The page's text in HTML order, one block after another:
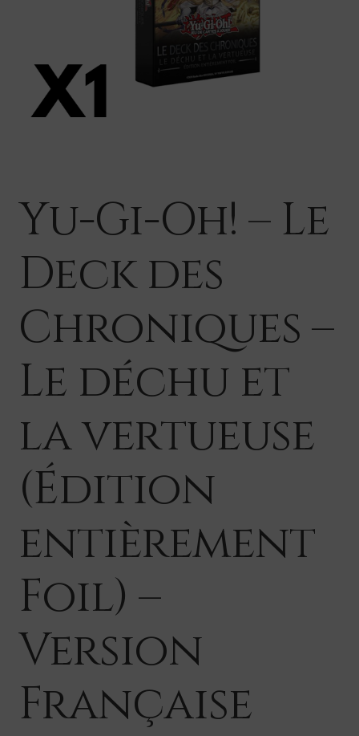
Yu-Gi-Oh! – Le
Deck des
Chroniques –
Le déchu et
la vertueuse
(Édition
entièrement
Foil) –
Version
Française